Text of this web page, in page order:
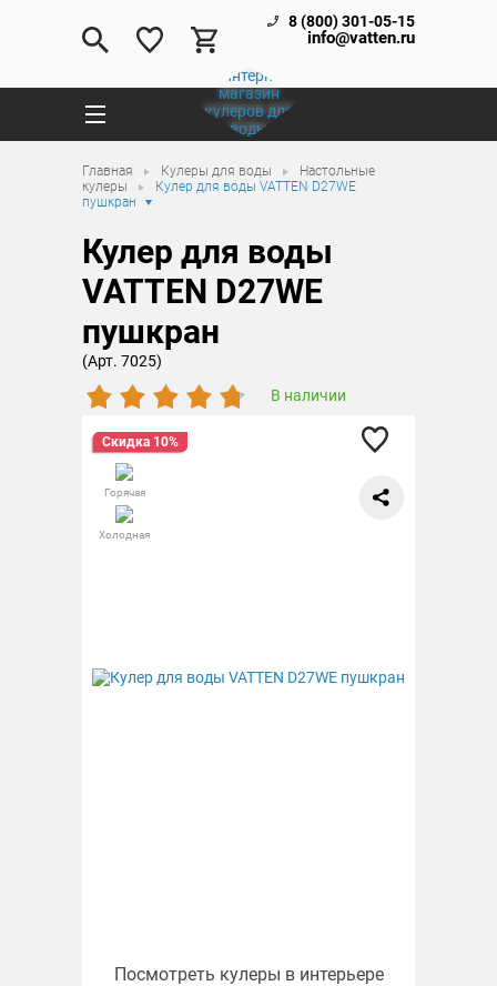
8 (800) 301-05-15
info@vatten.ru
Главная Кулеры для воды
Настольные
кулеры
Кулер для воды VATTEN D27WE
пушкран
Кулер для воды
VATTEN D27WE
пушкран
(Арт. 7025)
В наличии
Скидка 10%
Горячая
Холодная
Посмотреть кулеры в интерьере